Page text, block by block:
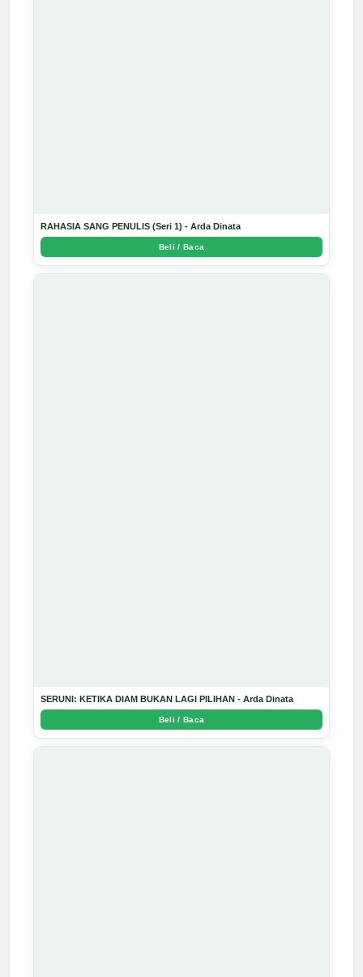
RAHASIA SANG PENULIS (Seri 1) - Arda Dinata
Beli / Baca
SERUNI: KETIKA DIAM BUKAN LAGI PILIHAN - Arda Dinata
Beli / Baca